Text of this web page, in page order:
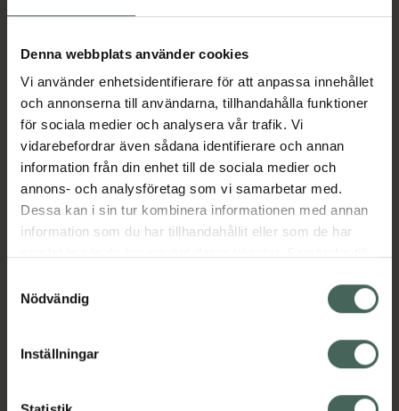
Denna webbplats använder cookies
Vi använder enhetsidentifierare för att anpassa innehållet
och annonserna till användarna, tillhandahålla funktioner
för sociala medier och analysera vår trafik. Vi
vidarebefordrar även sådana identifierare och annan
information från din enhet till de sociala medier och
annons- och analysföretag som vi samarbetar med.
Dessa kan i sin tur kombinera informationen med annan
information som du har tillhandahållit eller som de har
återkalla ditt samtycke via webbplatsens
cookieinställningar. Ett återkallat samtycke påverkar inte
lagligheten av behandling som skett innan återkallelsen.
Nödvändig
Inställningar
Beskrivning Dölj
Läs alltid bipacksedeln innan
användning.
EAN:
07046265843481